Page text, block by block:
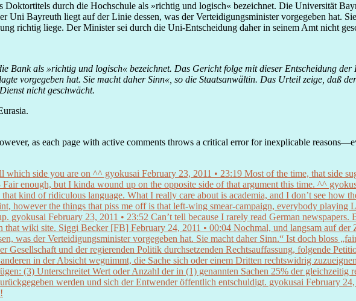
durch die Hochschule als »richtig und logisch« bezeichnet. Die Universität
Uni Bayreuth liegt auf der Linie dessen, was der Verteidigungsminister vorgegeben hat.
richtig liege. Der Minister sei durch die Uni-Entscheidung daher in seinem Amt nicht
Bank als »richtig und logisch« bezeichnet. Das Gericht folge mit dieser Entscheidung der
vorgegeben hat. Sie macht daher Sinn«, so die Staatsanwältin. Das Urteil zeige, daß
nicht geschwächt.
as each page with active comments throws a critical error for inexplicable